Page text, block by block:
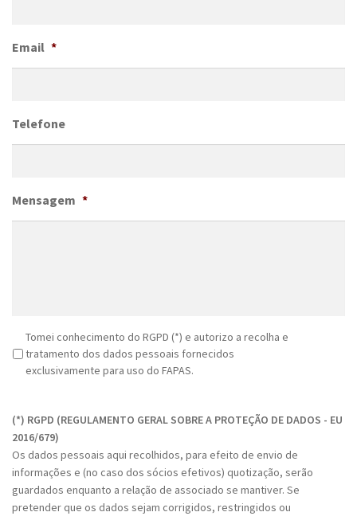
Email *
Telefone
Mensagem *
G
Tomei conhecimento do RGPD (*) e autorizo a recolha e
tratamento dos dados pessoais fornecidos
exclusivamente para uso do FAPAS.
A
P
T
C
H
A
(*) RGPD (REGULAMENTO GERAL SOBRE A PROTEÇÃO DE DADOS - EU
2016/679)
Os dados pessoais aqui recolhidos, para efeito de envio de
informações e (no caso dos sócios efetivos) quotização, serão
guardados enquanto a relação de associado se mantiver. Se
pretender que os dados sejam corrigidos, restringidos ou